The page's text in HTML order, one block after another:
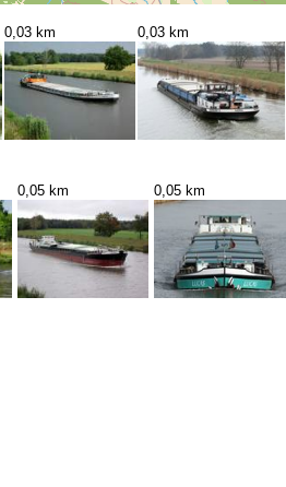
0,03 km 0,03 km
0,05 km 0,05 km